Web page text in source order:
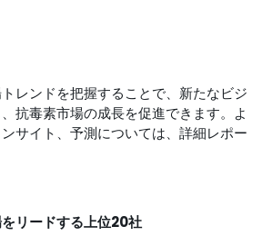
レンドを把握することで、新たなビジ
抗毒素市場の成長を促進できます。よ
サイト、予測については、詳細レポー
リードする上位20社